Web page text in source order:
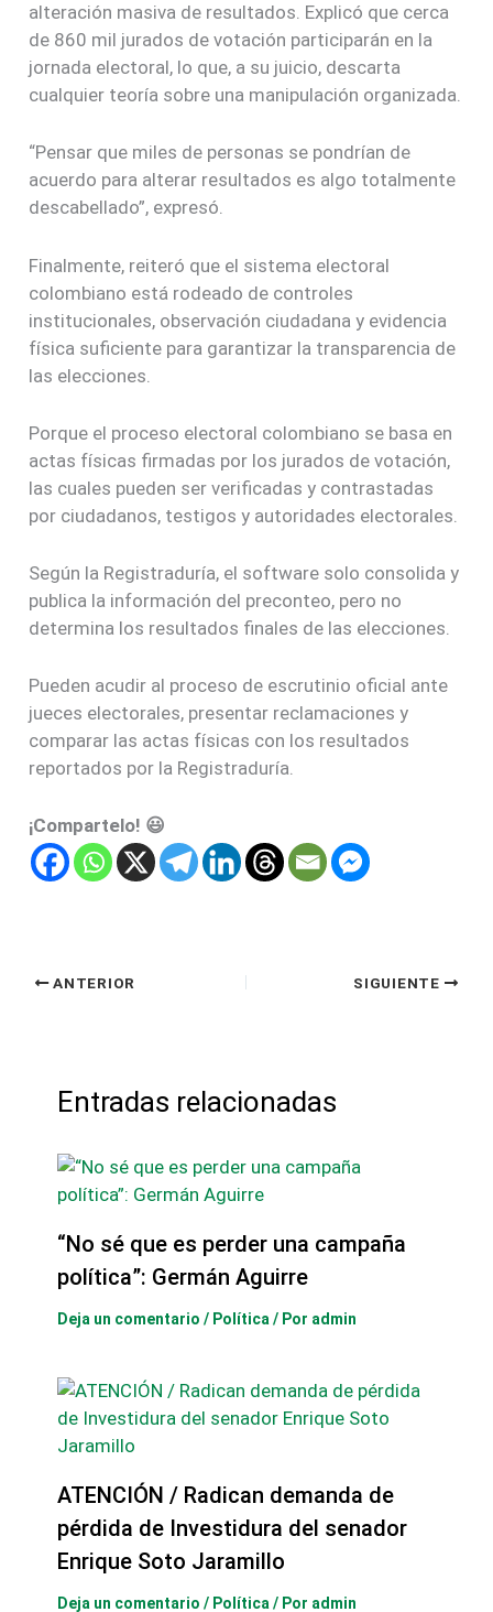
alteración masiva de resultados. Explicó que cerca
de 860 mil jurados de votación participarán en la
jornada electoral, lo que, a su juicio, descarta
cualquier teoría sobre una manipulación organizada.
“Pensar que miles de personas se pondrían de
acuerdo para alterar resultados es algo totalmente
descabellado”, expresó.
Finalmente, reiteró que el sistema electoral
colombiano está rodeado de controles
institucionales, observación ciudadana y evidencia
física suficiente para garantizar la transparencia de
las elecciones.
Porque el proceso electoral colombiano se basa en
actas físicas firmadas por los jurados de votación,
las cuales pueden ser verificadas y contrastadas
por ciudadanos, testigos y autoridades electorales.
Según la Registraduría, el software solo consolida y
publica la información del preconteo, pero no
determina los resultados finales de las elecciones.
Pueden acudir al proceso de escrutinio oficial ante
jueces electorales, presentar reclamaciones y
comparar las actas físicas con los resultados
reportados por la Registraduría.
¡Compartelo! 😃
ANTERIOR SIGUIENTE
Entradas relacionadas
“No sé que es perder una campaña
política”: Germán Aguirre
Deja un comentario / Política / Por admin
ATENCIÓN / Radican demanda de
pérdida de Investidura del senador
Enrique Soto Jaramillo
Deja un comentario / Política / Por admin